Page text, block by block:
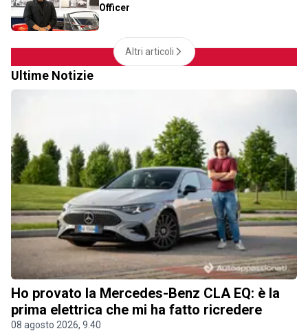
Officer
Altri articoli
Ultime Notizie
Ho provato la Mercedes-Benz CLA EQ: è la
prima elettrica che mi ha fatto ricredere
08 agosto 2026, 9.40